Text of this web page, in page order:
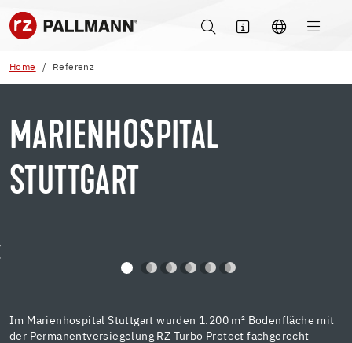
Home Referenz
MARIENHOSPITAL
STUTTGART
Im Marienhospital Stuttgart wurden 1.200 m² Bodenfläche mit
der Permanentversiegelung RZ Turbo Protect fachgerecht